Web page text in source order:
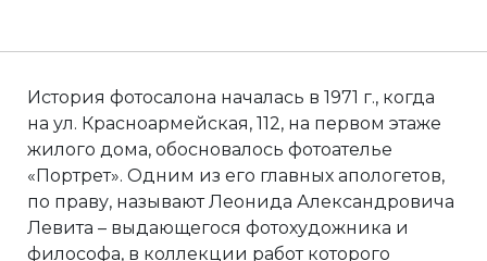
История фотосалона началась в 1971 г., когда
на ул. Красноармейская, 112, на первом этаже
жилого дома, обосновалось фотоателье
«Портрет». Одним из его главных апологетов,
по праву, называют Леонида Александровича
Левита – выдающегося фотохудожника и
философа, в коллекции работ которого